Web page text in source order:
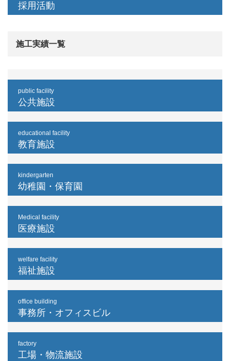
採用活動
施工実績一覧
public facility
公共施設
educational facility
教育施設
kindergarten
幼稚園・保育園
Medical facility
医療施設
welfare facility
福祉施設
office building
事務所・オフィスビル
factory
工場・物流施設